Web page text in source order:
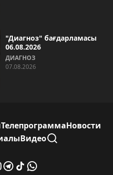
"Диагноз" бағдарламасы
06.08.2026
ДИАГНОЗ
07.08.2026
ТелепрограммаНовости
Видео